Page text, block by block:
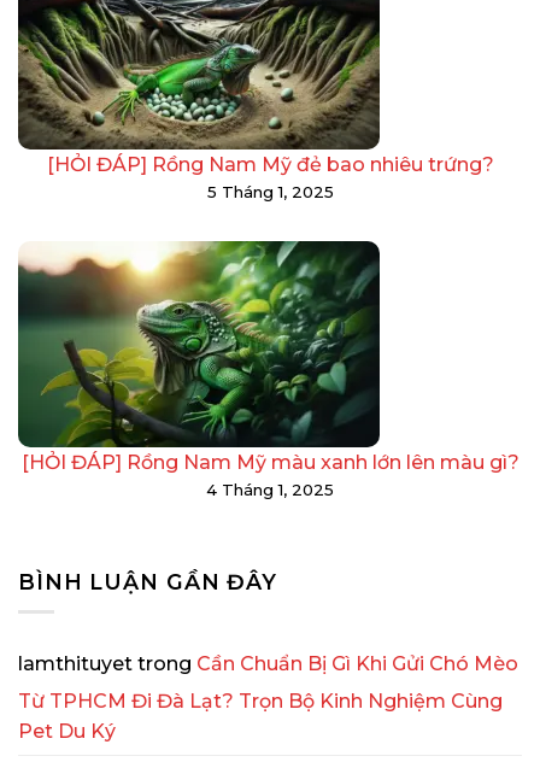
[HỎI ĐÁP] Rồng Nam Mỹ đẻ bao nhiêu trứng?
5 Tháng 1, 2025
[HỎI ĐÁP] Rồng Nam Mỹ màu xanh lớn lên màu gì?
4 Tháng 1, 2025
BÌNH LUẬN GẦN ĐÂY
lamthituyet trong Cần Chuẩn Bị Gì Khi Gửi Chó Mèo
Từ TPHCM Đi Đà Lạt? Trọn Bộ Kinh Nghiệm Cùng
Pet Du Ký